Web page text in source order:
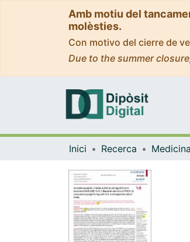
Amb motiu del
molèsties.
Con motivo del cierre de
Due to the summer
Inici Recerca Medicina